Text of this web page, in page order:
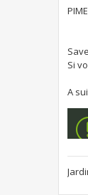
Si
A